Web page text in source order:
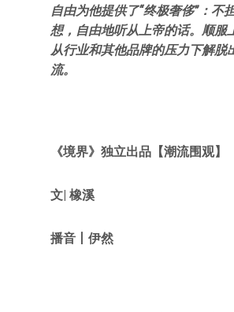
自由为他提供了“终极奢侈”：不
想，自由地听从上帝的话。顺服
从行业和其他品牌的压力下解脱
流。
《境界》 独立出品【潮流围观】
文| 橡溪
播音丨伊然